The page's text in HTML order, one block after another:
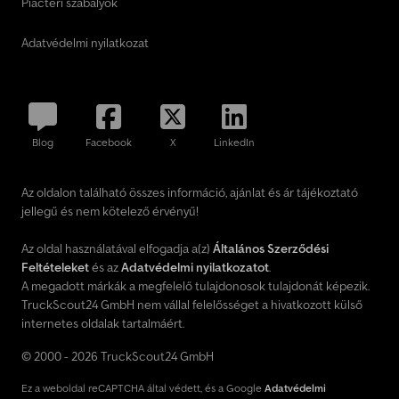
"Original PETEX" * PETEX indítócsomag * Falra szerelt napellenző
front csomag. Pioneer 9" Apple CarPlay-jel és Android Auto-val, 9"
* TriGas riasztó "gázérzékelő" * LTE/WLAN Campernet EVO (4G
router) – tetőantenna 2x2 * TV tartó * LED televízió Smartwide TV
22" (55 cm) (az étkezőben) * 200 W-os napelem MPPT
zuhanyzó, hideg/meleg vízzel, zuhanycsővel * Gázos kültéri
csatlakozó * Kültéri csatlakozó (TV / 12 V / 220 V) * További
tartozékok (lásd a mellékletet) Plusz a szállítási költség 1990 €
További tartozékok felár ellenében lehetségesek! Hogy Ön
maximálisan jól érezze
Adatvédelmi nyilatkozat
Blog Facebook X LinkedIn
Az oldalon található összes információ, ajánlat és ár tájékoztató
jellegű és nem kötelező érvényű!
Az oldal használatával elfogadja a(z) Általános Szerződési
Feltételeketés azAdatvédelmi nyilatkozatot.
A megadott márkák a megfelelő tulajdonosok tulajdonát képezik.
TruckScout24 GmbH nem vállal felelősséget a hivatkozott külső
internetes oldalak tartalmáért.
© 2000 - 2026 TruckScout24 GmbH
Ez a weboldal reCAPTCHA által védett, és a Google Adatvédelmi